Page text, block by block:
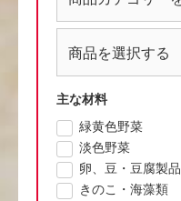
主な材料
緑黄色野菜
淡色野菜
卵、豆・豆腐製品
きのこ・海藻類